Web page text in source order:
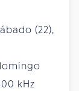
(22),
kHz